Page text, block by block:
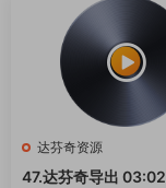
达芬奇资源
47.达芬奇导出 03:02